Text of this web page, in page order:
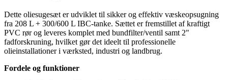
Dette oliesugesæt er udviklet til sikker og effektiv væskeopsugning
fra 208 L + 300/600 L IBC-tanke. Sættet er fremstillet af kraftigt
PVC rør og leveres komplet med bundfilter/ventil samt 2"
fadforskruning, hvilket gør det ideelt til professionelle
olieinstallationer i værksted, industri og landbrug.
Fordele og funktioner